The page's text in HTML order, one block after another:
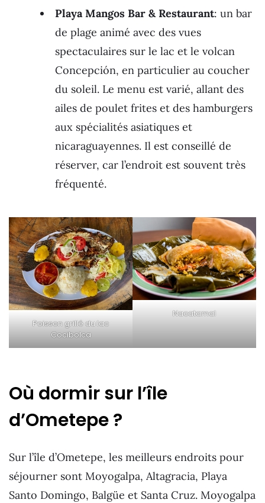
Playa Mangos Bar & Restaurant: un bar
de plage animé avec des vues
spectaculaires sur le lac et le volcan
Concepción, en particulier au coucher
du soleil. Le menu est varié, allant des
ailes de poulet frites et des hamburgers
aux spécialités asiatiques et
nicaraguayennes. Il est conseillé de
réserver, car l’endroit est souvent très
fréquenté.
Poisson grillé du lac
Cocibolca
Nacatamal
Où dormir sur l’île
d’Ometepe ?
Sur l’île d’Ometepe, les meilleurs endroits pour
séjourner sont Moyogalpa, Altagracia, Playa
Santo Domingo, Balgüe et Santa Cruz. Moyogalpa